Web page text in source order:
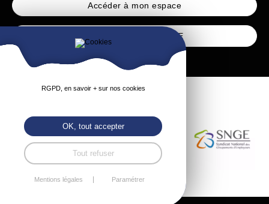
Accéder à mon espace
Accéder à l’espace CSE
RGPD, en savoir + sur nos cookies
OK, tout accepter
Tout refuser
Mentions légales Paramétrer